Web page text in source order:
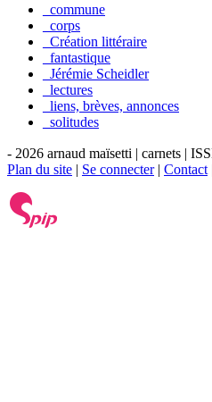
_commune
_corps
_Création littéraire
_fantastique
_Jérémie Scheidler
_lectures
_liens, brèves, annonces
_solitudes
- 2026 arnaud maïsetti | carnets |
Plan du site | Se connecter| Contact